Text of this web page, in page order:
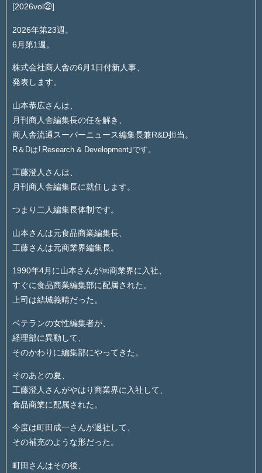
[2026vol㉒]
2026年第23週。
6月第1週。
株式会社商人舎の6月1日付新人事、
発表します。
山本恭広さんは、
月刊商人舎編集長の任を解き、
商人舎流通スーパーニュース編集長兼R&D担当。
R＆Dは｢Research & Development｣です。
工藤澄人さんは、
月刊商人舎編集長に就任します。
つまり二人編集長体制です。
山本さんは元食品商業編集長、
工藤さんは元商業界編集長。
1990年4月に山本さんが㈱商業界に入社、
すぐに食品商業編集部に配属された。
上司は結城義晴だった。
ベテランの女性編集者が、
経理部に異動して、
そのかわりに編集部にやってきた。
そのあとの夏、
工藤澄人さんがやはり商業界に入社して、
食品商業に配属された。
今度は町田成一さんが退社して、
その補充のような形だった。
町田さんはその後、